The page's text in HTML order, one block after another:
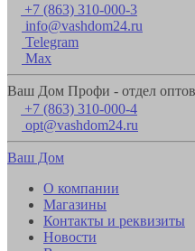
+7 (863) 310-000-3
info@vashdom24.ru
Telegram
Max
Ваш Дом Профи - отдел
+7 (863) 310-000-4
opt@vashdom24.ru
Ваш Дом
О компании
Магазины
Контакты и реквизиты
Новости